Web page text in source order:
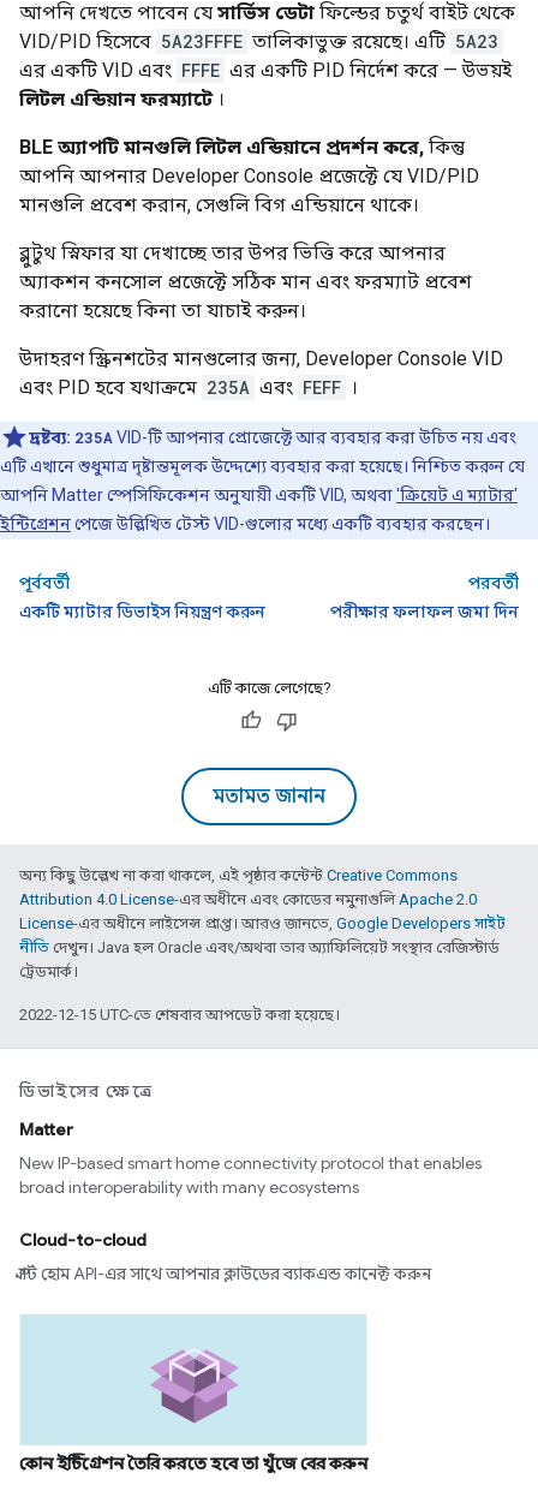
আপনি দেখতে পাবেন যে সার্ভিস ডেটা ফিল্ডের চতুর্থ বাইট থেকে
VID/PID হিসেবে 5A23FFFE তালিকাভুক্ত রয়েছে। এটি 5A23
এর একটি VID এবং FFFE এর একটি PID নির্দেশ করে — উভয়ই
লিটল এন্ডিয়ান ফরম্যাটে।
BLE অ্যাপটি মানগুলি লিটল এন্ডিয়ানে প্রদর্শন করে, কিন্তু
আপনি আপনার Developer Console প্রজেক্টে যে VID/PID
মানগুলি প্রবেশ করান, সেগুলি বিগ এন্ডিয়ানে থাকে।
ব্লুটুথ স্নিফার যা দেখাচ্ছে তার উপর ভিত্তি করে আপনার
অ্যাকশন কনসোল প্রজেক্টে সঠিক মান এবং ফরম্যাট প্রবেশ
করানো হয়েছে কিনা তা যাচাই করুন।
উদাহরণ স্ক্রিনশটের মানগুলোর জন্য, Developer Console VID
এবং PID হবে যথাক্রমে 235A এবং FEFF ।
দ্রষ্টব্য: 235AVID-টি আপনার প্রোজেক্টে আর ব্যবহার করা উচিত নয় এবং
এটি এখানে শুধুমাত্র দৃষ্টান্তমূলক উদ্দেশ্যে ব্যবহার করা হয়েছে। নিশ্চিত করুন যে
আপনি Matter স্পেসিফিকেশন অনুযায়ী একটি VID, অথবা'ক্রিয়েট এ ম্যাটার'
ইন্টিগ্রেশন পেজে উল্লিখিত টেস্ট VID-গুলোর মধ্যে একটি ব্যবহার করছেন।
পূর্ববর্তী
একটি ম্যাটার ডিভাইস নিয়ন্ত্রণ করুন
পরবর্তী
পরীক্ষার ফলাফল জমা দিন
এটি কাজে লেগেছে?
মতামত জানান
অন্য কিছু উল্লেখ না করা থাকলে, এই পৃষ্ঠার কন্টেন্ট Creative Commons
Attribution 4.0 License-এর অধীনে এবং কোডের নমুনাগুলিApache 2.0
License-এর অধীনে লাইসেন্স প্রাপ্ত। আরও জানতে, Google Developers সাইট
নীতি দেখুন। Java হল Oracle এবং/অথবা তার অ্যাফিলিয়েট সংস্থার রেজিস্টার্ড
ট্রেডমার্ক।
2022-12-15 UTC-তে শেষবার আপডেট করা হয়েছে।
ডিভাইসের ক্ষেত্রে
Matter
New IP-based smart home connectivity protocol that enables
broad interoperability with many ecosystems
Cloud-to-cloud
স্মার্ট হোম API-এর সাথে আপনার ক্লাউডের ব্যাকএন্ড কানেক্ট করুন
কোন ইন্টিগ্রেশন তৈরি করতে হবে তা খুঁজে বের করুন